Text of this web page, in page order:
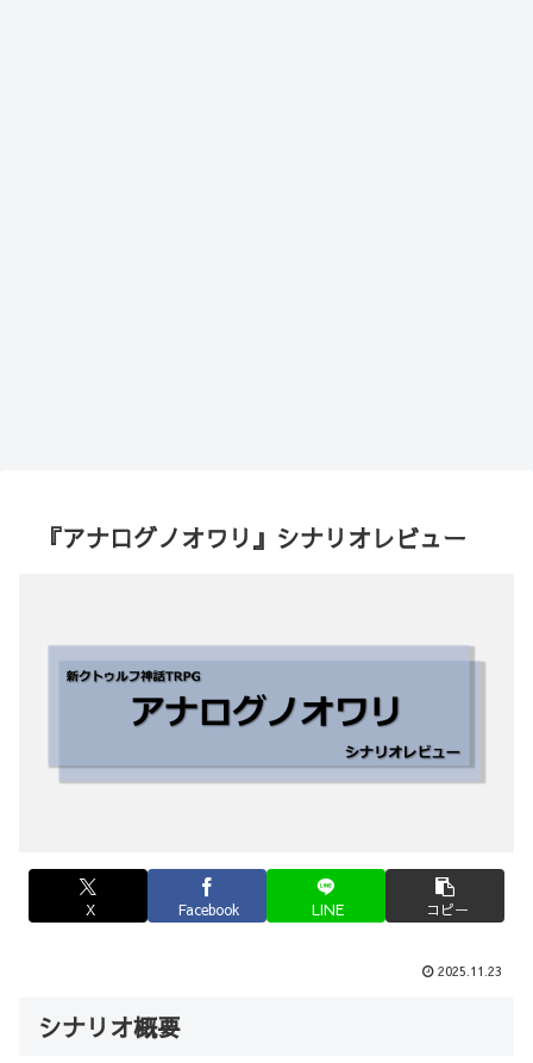
『アナログノオワリ』シナリオレビュー
X Facebook LINE コピー
2025.11.23
シナリオ概要